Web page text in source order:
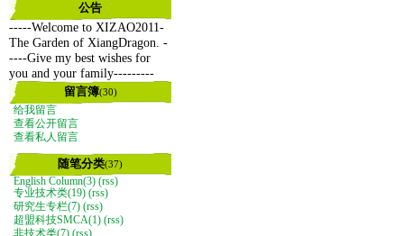
公告
-----Welcome to XIZAO2011-
The Garden of XiangDragon. -
----Give my best wishes for
you and your family---------
留言簿(30)
给我留言
查看公开留言
查看私人留言
随笔分类(37)
English Column(3) (rss)
专业技术类(19) (rss)
研究生专栏(7) (rss)
超盟科技SMCA(1) (rss)
非技术类(7) (rss)